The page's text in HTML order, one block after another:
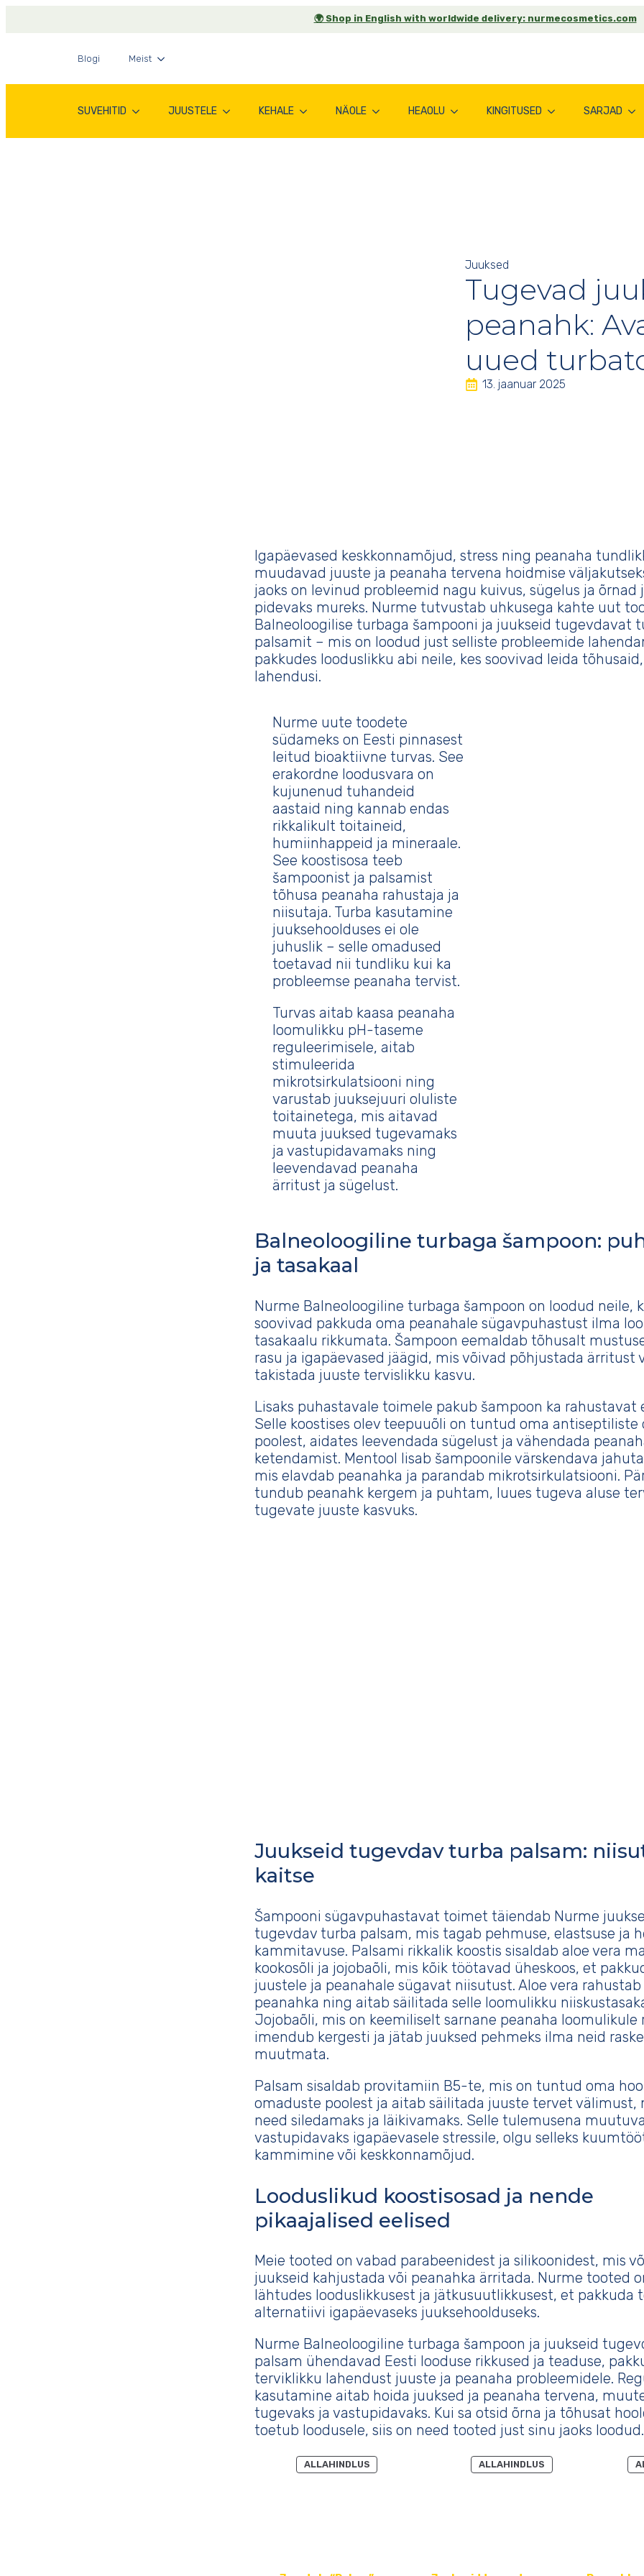
🌍 Shop in English with worldwide delivery: nurmecosmetics.com
Blogi Meist
SUVEHITID JUUSTELE KEHALE NÄOLE HEAOLU KINGITUSED SARJAD
Juuksed
Tugevad
peanahk:
uued
13. jaanuar 2025
Igapäevased keskkonnamõjud, stress ning peanaha
muudavad juuste ja peanaha tervena hoidmise
jaoks on levinud probleemid nagu kuivus, sügelus ja õrnad
pidevaks mureks. Nurme tutvustab uhkusega kahte uut
Balneoloogilise turbaga šampooni ja juukseid tugevdavat
palsamit – mis on loodud just selliste probleemide
pakkudes looduslikku abi neile, kes soovivad leida
lahendusi.
Nurme uute toodete
südameks on Eesti pinnasest
leitud bioaktiivne turvas. See
erakordne loodusvara on
kujunenud tuhandeid
aastaid ning kannab endas
rikkalikult toitaineid,
humiinhappeid ja mineraale.
See koostisosa teeb
šampoonist ja palsamist
tõhusa peanaha rahustaja ja
niisutaja. Turba kasutamine
juuksehoolduses ei ole
juhuslik – selle omadused
toetavad nii tundliku kui ka
probleemse peanaha tervist.
Turvas aitab kaasa peanaha
loomulikku pH-taseme
reguleerimisele, aitab
stimuleerida
mikrotsirkulatsiooni ning
varustab juuksejuuri oluliste
toitainetega, mis aitavad
muuta juuksed tugevamaks
ja vastupidavamaks ning
leevendavad peanaha
ärritust ja sügelust.
Balneoloogiline turbaga šampoon:
ja tasakaal
Nurme Balneoloogiline turbaga šampoon on loodud neile,
soovivad pakkuda oma peanahale sügavpuhastust ilma
tasakaalu rikkumata. Šampoon eemaldab tõhusalt
rasu ja igapäevased jäägid, mis võivad põhjustada ärritust
takistada juuste tervislikku kasvu.
Lisaks puhastavale toimele pakub šampoon ka rahustavat
Selle koostises olev teepuuõli on tuntud oma antiseptiliste
poolest, aidates leevendada sügelust ja vähendada
ketendamist. Mentool lisab šampoonile värskendava
mis elavdab peanahka ja parandab mikrotsirkulatsiooni.
tundub peanahk kergem ja puhtam, luues tugeva aluse
tugevate juuste kasvuks.
Juukseid tugevdav turba palsam:
kaitse
Šampooni sügavpuhastavat toimet täiendab Nurme
tugevdav turba palsam, mis tagab pehmuse, elastsuse ja
kammitavuse. Palsami rikkalik koostis sisaldab aloe vera
kookosõli ja jojobaõli, mis kõik töötavad üheskoos, et
juustele ja peanahale sügavat niisutust. Aloe vera
peanahka ning aitab säilitada selle loomulikku
Jojobaõli, mis on keemiliselt sarnane peanaha loomulikule
imendub kergesti ja jätab juuksed pehmeks ilma neid
muutmata.
Palsam sisaldab provitamiin B5-te, mis on tuntud oma
omaduste poolest ja aitab säilitada juuste tervet välimust,
need siledamaks ja läikivamaks. Selle tulemusena
vastupidavaks igapäevasele stressile, olgu selleks
kammimine või keskkonnamõjud.
Looduslikud koostisosad ja nende
pikaajalised eelised
Meie tooted on vabad parabeenidest ja silikoonidest, mis
juukseid kahjustada või peanahka ärritada. Nurme tooted
lähtudes looduslikkusest ja jätkusuutlikkusest, et pakkuda
alternatiivi igapäevaseks juuksehoolduseks.
Nurme Balneoloogiline turbaga šampoon ja juukseid
palsam ühendavad Eesti looduse rikkused ja teaduse,
terviklikku lahendust juuste ja peanaha probleemidele.
kasutamine aitab hoida juuksed ja peanaha tervena,
tugevaks ja vastupidavaks. Kui sa otsid õrna ja tõhusat
toetub loodusele, siis on need tooted just sinu jaoks loodud.
ALLAHINDLUSSOODUSMÜÜGIS
TOODE
ALLAHINDLUS
TOODE